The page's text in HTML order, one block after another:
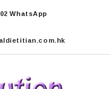
WhatsApp